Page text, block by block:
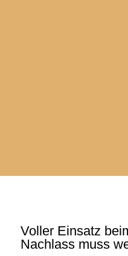
Voller Einsatz
Nachlass muss